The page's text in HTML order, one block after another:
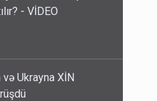
dərman fərqli
Ukrayna XİN